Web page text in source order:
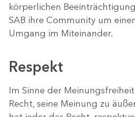
körperlichen
SAB ihre Community um
Umgang im Miteinander.
Respekt
Im Sinne der
Recht, seine Meinung zu